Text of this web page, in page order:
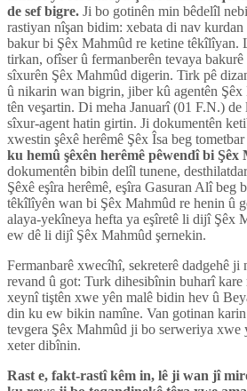
de sef bigre. Ji bo gotinên min bêdelîl
rastiyan nîşan bidim: xebata di nav
bakur bi Şêx Mahmûd re ketine têkîlîyan.
tirkan, ofîser û fermanberên tevaya
sîxurên Şêx Mahmûd digerin. Tirk pê
û nikarin wan bigrin, jiber kû agentên
tên veşartin. Di meha Januarî (01 F.N.)
sîxur-agent hatin girtin. Ji dokumentên
xwestin şêxê herêmê Şêx Îsa beg
ku hemû şêxên herêmê pêwendî bi
dokumentên bibin delîl tunene,
Şêxê eşîra herêmê, eşîra Gasuran Alî beg
têkîlîyên wan bi Şêx Mahmûd re henin û
alaya-yekîneya hefta ya eşîretê li dijî Şêx
ew dê li dijî Şêx Mahmûd şernekin.
Fermanbarê xwecîhî, sekreterê dadgehê
revand û got: Turk dihesibînin buharî
xeynî tiştên xwe yên malê bidin hev û
din ku ew bikin namîne. Van gotinan
tevgera Şêx Mahmûd ji bo serweriya
xeter dibînin.
Rast e, fakt-rastî kêm in, lê ji wan jî